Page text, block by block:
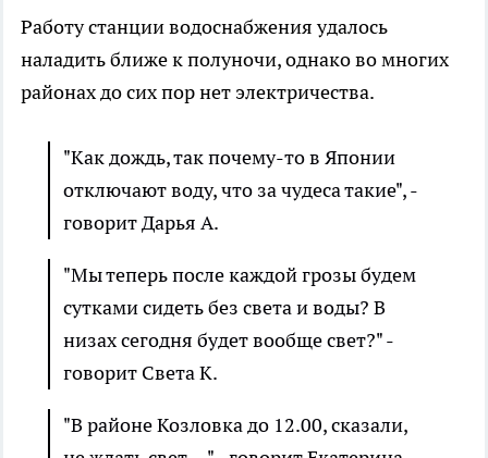
Работу станции водоснабжения удалось
наладить ближе к полуночи, однако во многих
районах до сих пор нет электричества.
"Как дождь, так почему-то в Японии
отключают воду, что за чудеса такие", -
говорит Дарья А.
"Мы теперь после каждой грозы будем
сутками сидеть без света и воды? В
низах сегодня будет вообще свет?" -
говорит Света К.
"В районе Козловка до 12.00, сказали,